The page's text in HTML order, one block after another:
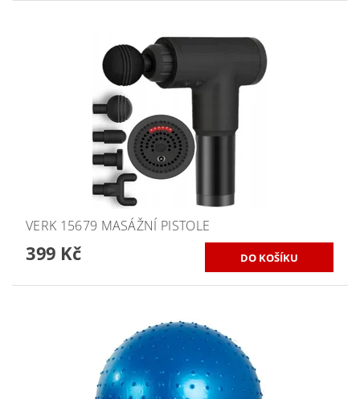
VERK 15679 MASÁŽNÍ PISTOLE
399 Kč